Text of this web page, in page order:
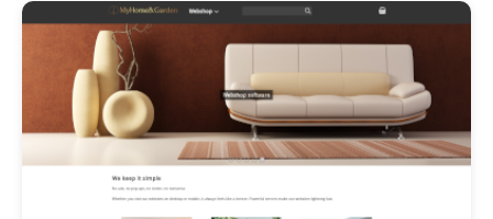
E-Boutique
Les Promos!
Polishangel Belgium